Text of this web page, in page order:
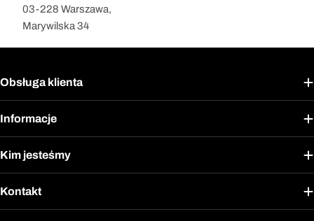
03-228 Warszawa,
Marywilska 34
Obsługa klienta
Informacje
Kim jesteśmy
Kontakt